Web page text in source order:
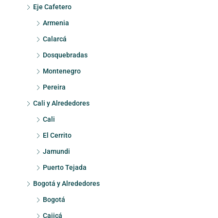
Eje Cafetero
Armenia
Calarcá
Dosquebradas
Montenegro
Pereira
Cali y Alrededores
Cali
El Cerrito
Jamundi
Puerto Tejada
Bogotá y Alrededores
Bogotá
Cajicá